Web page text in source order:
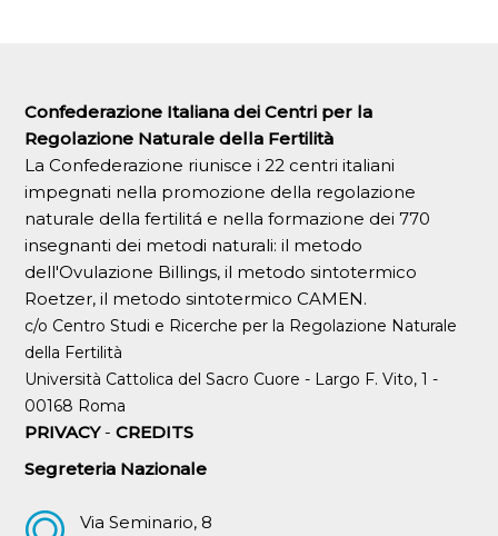
Confederazione Italiana dei Centri per la
Regolazione Naturale della Fertilità
La Confederazione riunisce i 22 centri italiani
impegnati nella promozione della regolazione
naturale della fertilitá e nella formazione dei 770
insegnanti dei metodi naturali: il metodo
dell'Ovulazione Billings, il metodo sintotermico
Roetzer, il metodo sintotermico CAMEN.
c/o Centro Studi e Ricerche per la Regolazione Naturale
della Fertilità
Università Cattolica del Sacro Cuore - Largo F. Vito, 1 -
00168 Roma
PRIVACY-CREDITS
Segreteria Nazionale
Via Seminario, 8